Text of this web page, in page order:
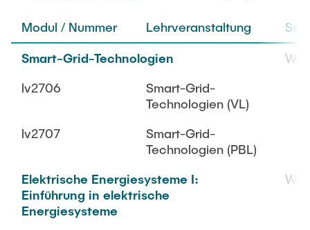
Modul / Nummer Lehrveranstaltung
Smart-Grid-Technologien
lv2706
Smart-Grid-
Technologien (VL)
lv2707
Smart-Grid-
Technologien (PBL)
Elektrische Energiesysteme I:
Einführung in elektrische
Energiesysteme